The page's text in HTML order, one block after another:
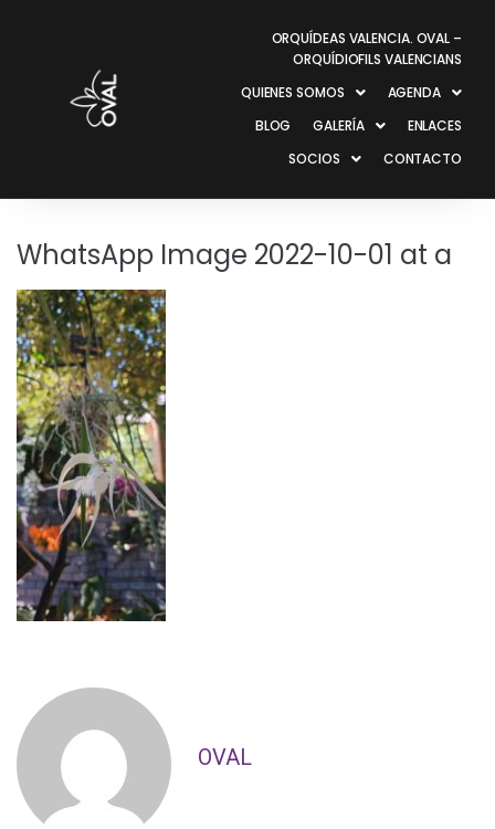
ORQUÍDEAS VALENCIA. OVAL –
ORQUÍDIOFILS VALENCIANS
QUIENES SOMOS
AGENDA
BLOG
GALERÍA
ENLACES
SOCIOS
CONTACTO
WhatsApp Image 2022-10-01 at a
OVAL